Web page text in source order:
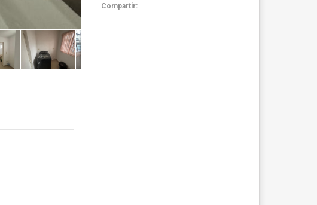
Compartir: